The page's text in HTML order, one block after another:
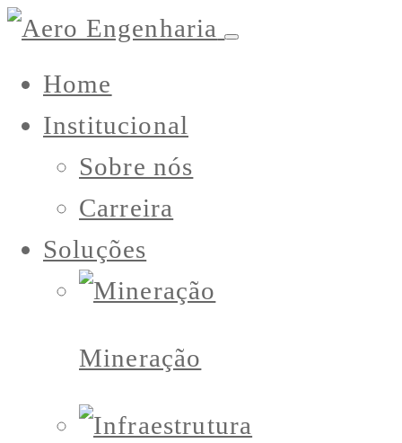
Home
Institucional
Sobre nós
Carreira
Soluções
Mineração